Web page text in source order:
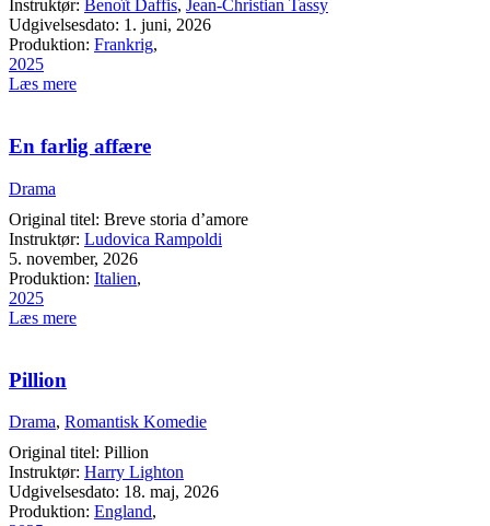
Instruktør: Benoît Daffis, Jean-Christian Tassy
Udgivelsesdato: 1. juni, 2026
Produktion: Frankrig,
2025
Læs mere
En farlig affære
Drama
Original titel: Breve storia d’amore
Instruktør: Ludovica Rampoldi
5. november, 2026
Produktion: Italien,
2025
Læs mere
Pillion
Drama, Romantisk Komedie
Original titel: Pillion
Instruktør: Harry Lighton
Udgivelsesdato: 18. maj, 2026
Produktion: England,